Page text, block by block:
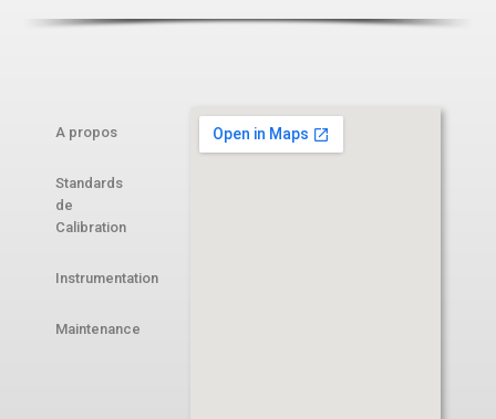
A propos
Standards
de
Calibration
Instrumentation
Maintenance